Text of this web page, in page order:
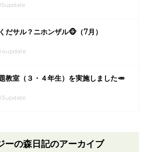
だサル？ニホンザル🐵（7月）
教室（３・４年生）を実施しました🥕
ーの森日記のアーカイブ